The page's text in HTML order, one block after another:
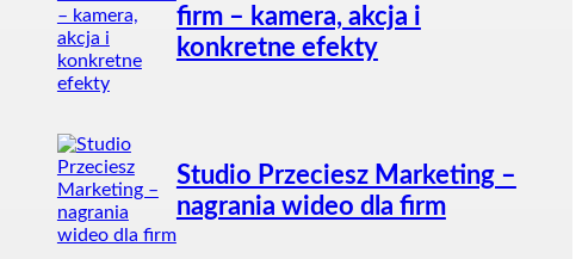
firm – kamera, akcja i
konkretne efekty
Studio Przeciesz Marketing –
nagrania wideo dla firm